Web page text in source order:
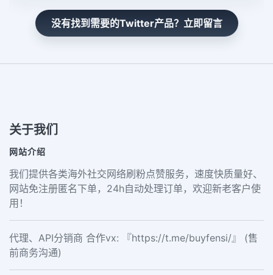
没有找到需要的Twitter产品？立即留言
关于我们
网站介绍
我们提供各类海外社交网络刷粉点赞服务，速度快质量好、
网站免注册匿名下单，24h自动处理订单，欢迎新老客户使
用！
代理、API分销商 合作vx: 『https://t.me/buyfensi/』 (售
前商务沟通)